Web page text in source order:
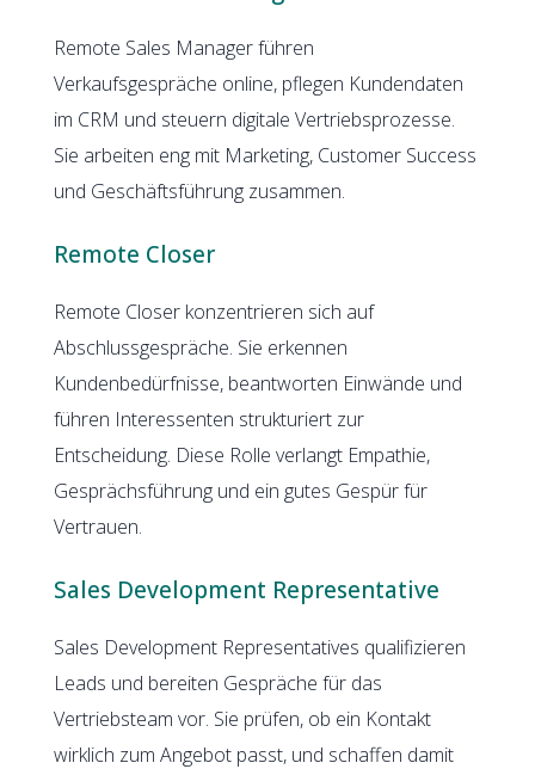
Remote Sales Manager führen
Verkaufsgespräche online, pflegen Kundendaten
im CRM und steuern digitale Vertriebsprozesse.
Sie arbeiten eng mit Marketing, Customer Success
und Geschäftsführung zusammen.
Remote Closer
Remote Closer konzentrieren sich auf
Abschlussgespräche. Sie erkennen
Kundenbedürfnisse, beantworten Einwände und
führen Interessenten strukturiert zur
Entscheidung. Diese Rolle verlangt Empathie,
Gesprächsführung und ein gutes Gespür für
Vertrauen.
Sales Development Representative
Sales Development Representatives qualifizieren
Leads und bereiten Gespräche für das
Vertriebsteam vor. Sie prüfen, ob ein Kontakt
wirklich zum Angebot passt, und schaffen damit